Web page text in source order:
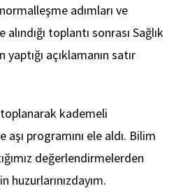
adımları ve
alındığı toplantı sonrası Sağlık
yaptığı açıklamanın satır
kademeli
programını ele aldı. Bilim
değerlendirmelerden